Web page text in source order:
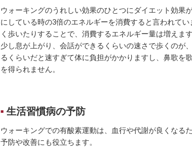
ウォーキングのうれしい効果のひとつにダイエット効果
にしている時の3倍のエネルギーを消費すると言われて
く歩いたりすることで、消費するエネルギー量は増えます
少し息が上がり、会話ができるくらいの速さで歩くのが
るくらいだと速すぎて体に負担がかかりますし、鼻歌を
を得られません。
■ 生活習慣病の予防
ウォーキングでの有酸素運動は、血行や代謝が良くなる
予防や改善にも役立ちます。